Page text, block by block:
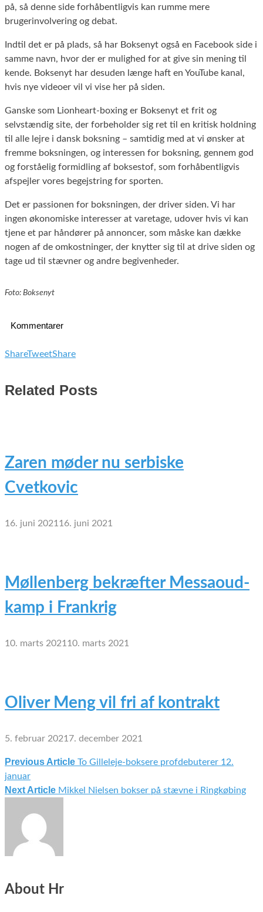
på, så denne side forhåbentligvis kan rumme mere
brugerinvolvering og debat.
Indtil det er på plads, så har Boksenyt også en Facebook side i
samme navn, hvor der er mulighed for at give sin mening til
kende. Boksenyt har desuden længe haft en YouTube kanal,
hvis nye videoer vil vi vise her på siden.
Ganske som Lionheart-boxing er Boksenyt et frit og
selvstændig site, der forbeholder sig ret til en kritisk holdning
til alle lejre i dansk boksning – samtidig med at vi ønsker at
fremme boksningen, og interessen for boksning, gennem god
og forståelig formidling af boksestof, som forhåbentligvis
afspejler vores begejstring for sporten.
Det er passionen for boksningen, der driver siden. Vi har
ingen økonomiske interesser at varetage, udover hvis vi kan
tjene et par håndører på annoncer, som måske kan dække
nogen af de omkostninger, der knytter sig til at drive siden og
tage ud til stævner og andre begivenheder.
Foto: Boksenyt
Kommentarer
ShareTweetShare
Related Posts
Zaren møder nu serbiske
Cvetkovic
16. juni 2021 16. juni 2021
Møllenberg bekræfter Messaoud-
kamp i Frankrig
10. marts 2021 10. marts 2021
Oliver Meng vil fri af kontrakt
5. februar 2021 7. december 2021
Indlægsnavigation
Previous Article To Gilleleje-boksere profdebuterer 12.
januar
Next Article Mikkel Nielsen bokser på stævne i Ringkøbing
About Hr